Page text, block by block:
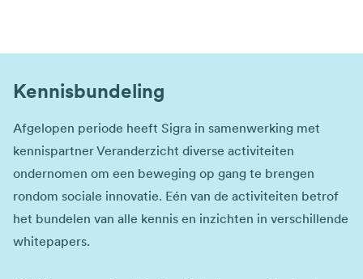
Kennisbundeling
Afgelopen periode heeft Sigra in samenwerking met
kennispartner Veranderzicht diverse activiteiten
ondernomen om een beweging op gang te brengen
rondom sociale innovatie. Eén van de activiteiten betrof
het bundelen van alle kennis en inzichten in verschillende
whitepapers.